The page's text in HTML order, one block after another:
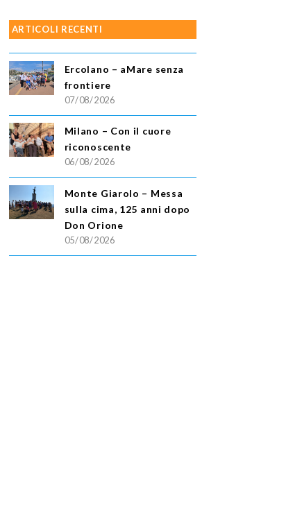
ARTICOLI RECENTI
Ercolano – aMare senza
frontiere
07/08/2026
Milano – Con il cuore
riconoscente
06/08/2026
Monte Giarolo – Messa
sulla cima, 125 anni dopo
Don Orione
05/08/2026